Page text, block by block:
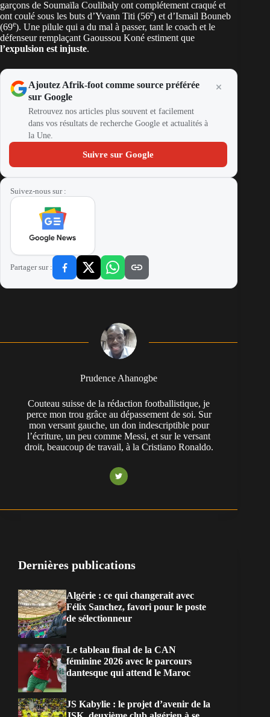
garçons de Soumaïla Coulibaly ont complétement craqué et
ont coulé sous les buts d’Yvann Titi (56e) et d’Ismail Bouneb
(69e). Une pilule qui a du mal à passer, tant le coach et le
défenseur remplaçant Gaoussou Koné estiment que
l’expulsion est injuste.
Ajoutez Afrik-foot comme source préférée
sur Google
Retrouvez nos articles plus souvent et facilement
dans vos résultats de recherche Google et actualités à
la Une.
Suivre sur Google
Suivez-nous sur :
Partager sur :
Prudence Ahanogbe
Couteau suisse de la rédaction footballistique, je
perce mon trou grâce au dépassement de soi. Sur
mon versant gauche, un don indescriptible pour
l’écriture, un peu comme Messi, et sur le versant
droit, beaucoup de travail, à la Cristiano Ronaldo.
Dernières publications
Algérie : ce qui changerait avec
Félix Sanchez, favori pour le poste
de sélectionneur
Le tableau final de la CAN
féminine 2026 avec le parcours
dantesque qui attend le Maroc
JS Kabylie : le projet d’avenir de la